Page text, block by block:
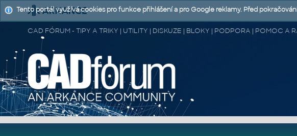
CAD FÓRUM - TIPY A TRIKY | UTILITY | DISKUZE | BLOKY | PODPORA | POMOC A
Tento portál využívá cookies pro funkce přihlášení a pro Google reklamy. Před